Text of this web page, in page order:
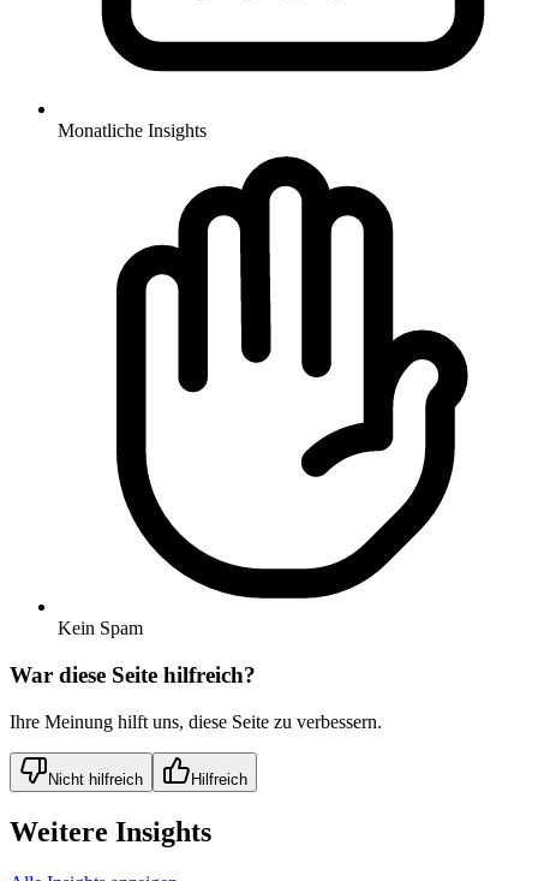
Monatliche Insights
Kein Spam
War diese Seite hilfreich?
Ihre Meinung hilft uns, diese Seite zu verbessern.
Nicht hilfreich Hilfreich
Weitere Insights